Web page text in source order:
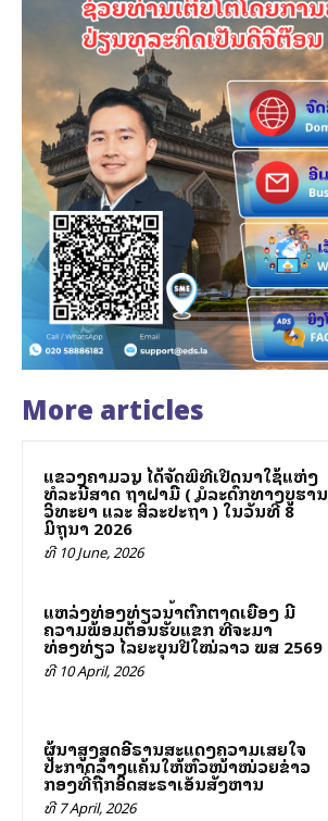
More articles
ແຂວງຄຳມວນ ໄດ້ຈັດພິທີເປີດນໍາໃຊ້ແຫ່ງ
ທໍລະນີສາດ ຖໍ້າຝາມື ( ມໍລະດົກທາງບູຮານ
ວິທະຍາ ແລະ ສິລະປະຖໍ້າ ) ໃນວັນທີ 8
ມິຖຸນາ 2026
ທີ 10 June, 2026
ແຫລ່ງທ່ອງທ່ຽວນໍ້າຕົກຕາດເຍືອງ ມີ
ຄວາມພ້ອມຕ້ອນຮັບແຂກ ທີ່ຈະມາ
ທ່ອງທ່ຽວ ໄລຍະບຸນປີໃໝ່ລາວ ພສ 2569
ທີ 10 April, 2026
ຜູ້ນຳສູງສຸດອີຣານສະແດງຄວາມເສຍໃຈ
ປະກາດລ້າງແຄ້ນໃຫ້ຫົວໜ້າໜ່ວຍຂ່າວ
ກອງທີ່ຖືກອິດສະຣາເອັນສັງຫານ
ທີ 7 April, 2026